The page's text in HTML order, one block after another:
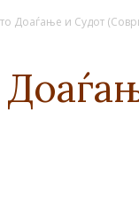
Доаѓање и Судот